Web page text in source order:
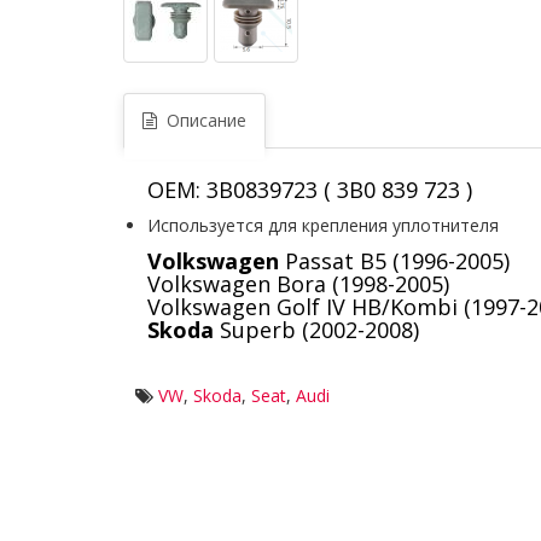
Описание
OEM: 3B0839723 ( 3B0 839 723 )
Используется для крепления уплотнителя
Volkswagen Passat B5 (1996-2005)
Volkswagen Bora (1998-2005)
Volkswagen Golf IV HB/Kombi (1997-
Skoda Superb (2002-2008)
VW, Skoda, Seat, Audi